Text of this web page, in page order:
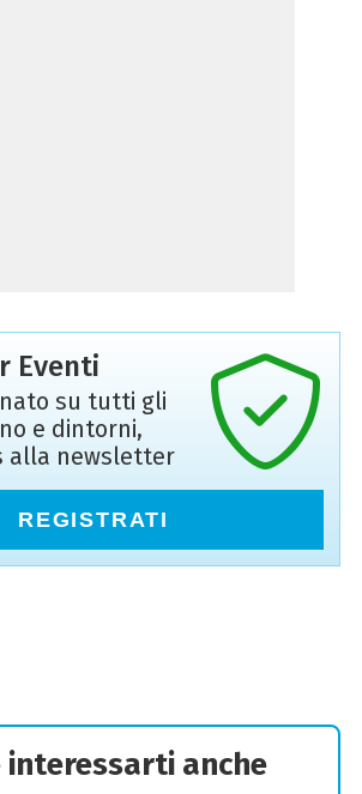
Eventi
su tutti gli
e dintorni,
alla newsletter
REGISTRATI
interessarti anche